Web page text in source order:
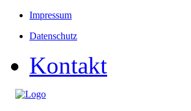
Impressum
Datenschutz
Kontakt